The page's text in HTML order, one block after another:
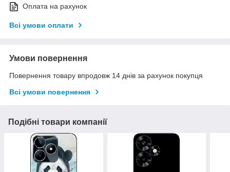
Оплата на рахунок
Всі умови оплати
Умови повернення
Повернення товару впродовж 14 днів за рахунок покупця
Всі умови повернення
Подібні товари компанії